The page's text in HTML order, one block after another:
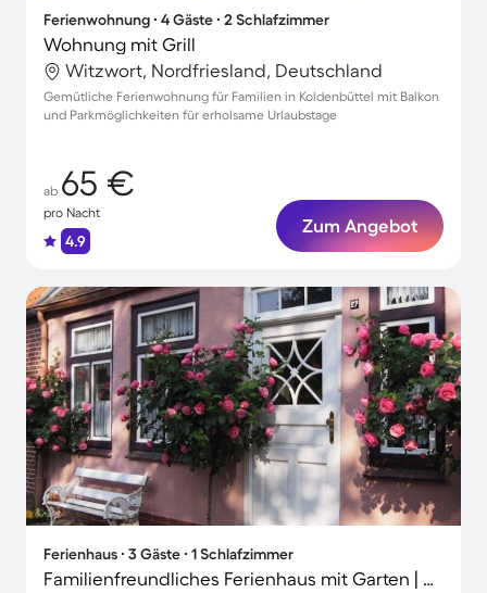
Ferienwohnung ∙ 4 Gäste ∙ 2 Schlafzimmer
Wohnung mit Grill
Witzwort, Nordfriesland, Deutschland
Gemütliche Ferienwohnung für Familien in Koldenbüttel mit Balkon
und Parkmöglichkeiten für erholsame Urlaubstage
ab 65 €
pro Nacht
4.9
Zum Angebot
Ferienhaus ∙ 3 Gäste ∙ 1 Schlafzimmer
Familienfreundliches Ferienhaus mit Garten | Haustiere sind willkommen